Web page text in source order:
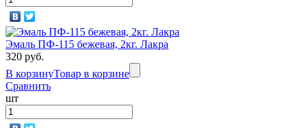
Эмаль ПФ-115 бежевая, 2кг. Лакра
320 руб.
В корзинуТовар в корзине
Сравнить
шт